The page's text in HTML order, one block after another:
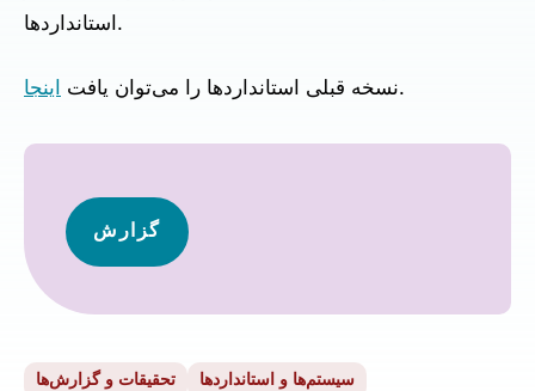
استانداردها.
نسخه قبلی استانداردها را می‌توان یافت اینجا .
گزارش
تحقیقات و گزارش‌ها سیستم‌ها و استانداردها